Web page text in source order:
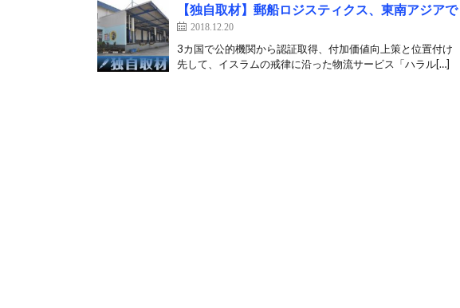
【独自取材】郵船ロジスティクス、東南アジア
2018.12.20
3カ国で公的機関から認証取得、付加価値向上策と位置付
先して、イスラムの戒律に沿った物流サービス「ハラル[…]